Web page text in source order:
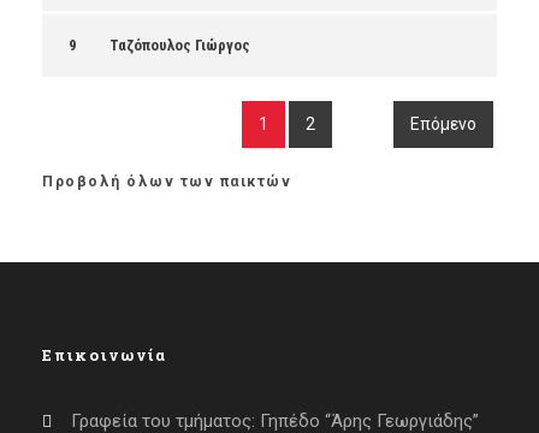
9 Ταζόπουλος Γιώργος
1 2 Επόμενο
Προβολή όλων των παικτών
Επικοινωνία
Γραφεία του τμήματος: Γηπέδο “Άρης Γεωργιάδης”